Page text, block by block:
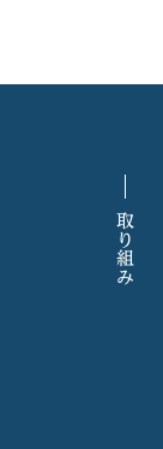
取り組み